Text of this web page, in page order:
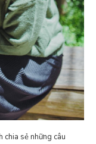
chia sẻ những câu